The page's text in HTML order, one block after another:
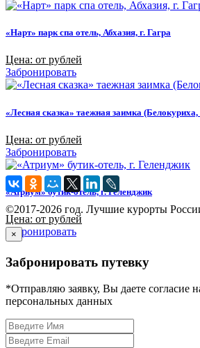
«Нарт» парк спа отель, Абхазия, г. Гагра
Цена: от рублей
Забронировать
«Лесная сказка» таежная заимка (Белокуриха,
Цена: от рублей
Забронировать
«Атриум» бутик-отель, г. Геленджик
Цена: от рублей
Забронировать
©2017-2026 год. Лучшие курорты
×
Забронировать путевку
*Отправляю заявку, Вы даете согласие
персональных данных